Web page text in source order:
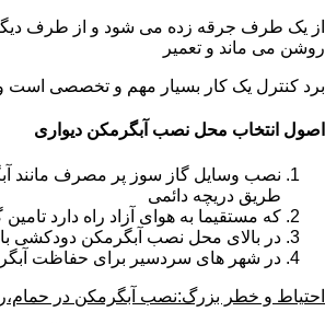
از یک طرف جرقه زده می شود و از طرف دیگر
روشن می ماند و تعمیر
برد کنترل یک کار بسیار مهم و تخصصی است
اصول انتخاب محل نصب آبگرمکن دیواری
طریق دریچه دائمی
که مستقیما به هوای آزاد راه دارد تامین
در بالای محل نصب آبگرمکن دودکشی با حداقل قطر 150
در شهر های سردسیر برای حفاظت
احتیاط و خطر بزرگ:نصب آبگرمکن در